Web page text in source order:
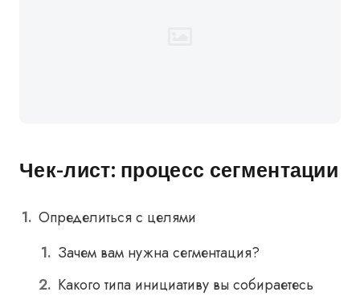
Чек-лист: процесс сегментации
Определиться с целями
Зачем вам нужна сегментация?
Какого типа инициативу вы собираетесь